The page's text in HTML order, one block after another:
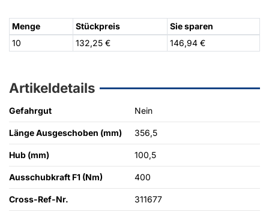
Menge Stückpreis
Sie sparen
10
132,25 € 146,94 €
Artikeldetails
Gefahrgut Nein
Länge Ausgeschoben (mm) 356,5
Hub (mm) 100,5
Ausschubkraft F1 (Nm) 400
Cross-Ref-Nr. 311677